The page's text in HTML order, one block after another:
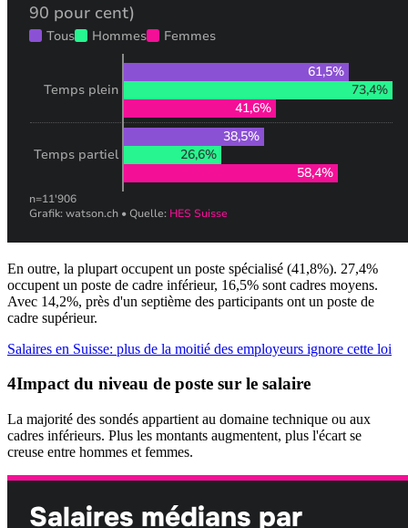
En outre, la plupart occupent un poste spécialisé (41,8%). 27,4%
occupent un poste de cadre inférieur, 16,5% sont cadres moyens.
Avec 14,2%, près d'un septième des participants ont un poste de
cadre supérieur.
Salaires en Suisse: plus de la moitié des employeurs ignore cette loi
Impact du niveau de poste sur le salaire
La majorité des sondés appartient au domaine technique ou aux
cadres inférieurs. Plus les montants augmentent, plus l'écart se
creuse entre hommes et femmes.